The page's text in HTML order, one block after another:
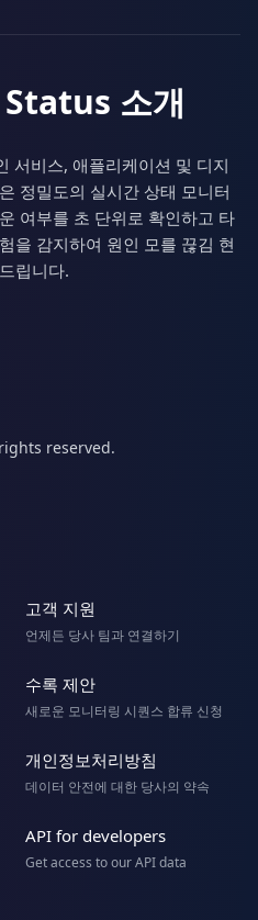
소개
서비스, 애플리케이션 및 디지
정밀도의 실시간 상태 모니터
여부를 초 단위로 확인하고 타
을 감지하여 원인 모를 끊김 현
립니다.
reserved.
고객 지원
언제든 당사 팀과 연결하기
수록 제안
새로운 모니터링 시퀀스 합류 신청
개인정보처리방침
데이터 안전에 대한 당사의 약속
API for developers
Get access to our API data